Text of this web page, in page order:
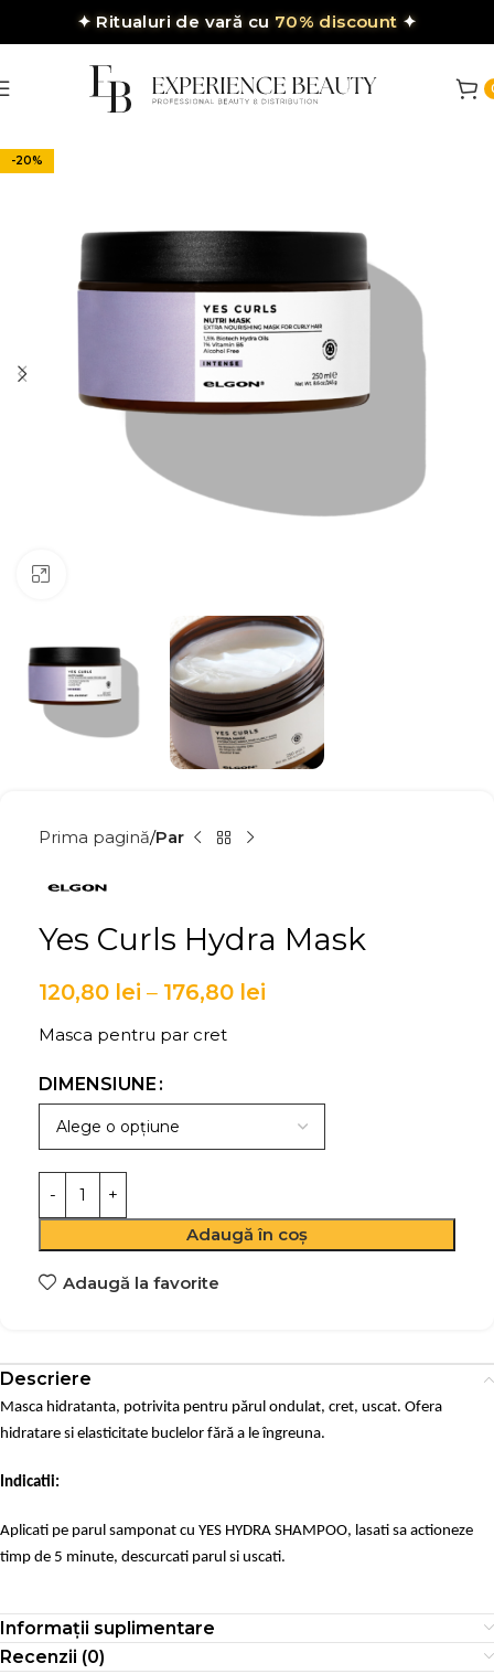
✦ Ritualuri de vară cu 70% discount ✦
-20%
Prima pagină Par
Yes Curls Hydra Mask
120,80 lei – 176,80 lei
Masca pentru par cret
DIMENSIUNE
Adaugă în coș
Adaugă la favorite
Descriere
Masca hidratanta, potrivita pentru părul ondulat, cret, uscat. Ofera
hidratare si elasticitate buclelor fără a le îngreuna.
Indicatii:
Aplicati pe parul samponat cu YES HYDRA SHAMPOO, lasati sa actioneze
timp de 5 minute, descurcati parul si uscati.
Informații suplimentare
Recenzii (0)